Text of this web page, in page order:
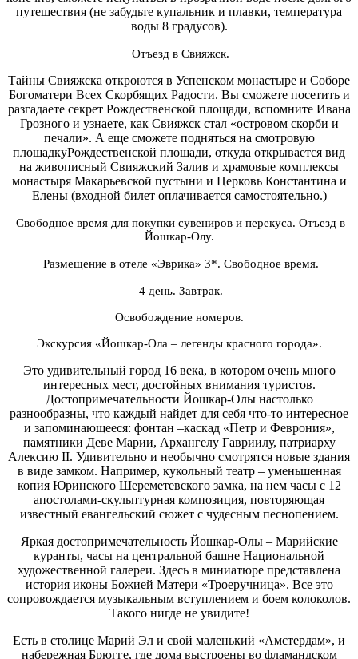
путешествия (не забудьте купальник и плавки, температура
воды 8 градусов).
Отъезд в Свияжск.
Тайны Свияжска откроются в Успенском монастыре и Соборе
Богоматери Всех Скорбящих Радости. Вы сможете посетить и
разгадаете секрет Рождественской площади, вспомните Ивана
Грозного и узнаете, как Свияжск стал «островом скорби и
печали». А еще сможете подняться на смотровую
площадкуРождественской площади, откуда открывается вид
на живописный Свияжский Залив и храмовые комплексы
монастыря Макарьевской пустыни и Церковь Константина и
Елены (входной билет оплачивается самостоятельно.)
Свободное время для покупки сувениров и перекуса. Отъезд в
Йошкар-Олу.
Размещение в отеле «Эврика» 3*. Свободное время.
4 день. Завтрак.
Освобождение номеров.
Экскурсия «Йошкар-Ола – легенды красного города».
Это удивительный город 16 века, в котором очень много
интересных мест, достойных внимания туристов.
Достопримечательности Йошкар-Олы настолько
разнообразны, что каждый найдет для себя что-то интересное
и запоминающееся: фонтан –каскад «Петр и Феврония»,
памятники Деве Марии, Архангелу Гавриилу, патриарху
Алексию II. Удивительно и необычно смотрятся новые здания
в виде замком. Например, кукольный театр – уменьшенная
копия Юринского Шереметевского замка, на нем часы с 12
апостолами-скульптурная композиция, повторяющая
известный евангельский сюжет с чудесным песнопением.
Яркая достопримечательность Йошкар-Олы – Марийские
куранты, часы на центральной башне Национальной
художественной галереи. Здесь в миниатюре представлена
история иконы Божией Матери «Троеручница». Все это
сопровождается музыкальным вступлением и боем колоколов.
Такого нигде не увидите!
Есть в столице Марий Эл и свой маленький «Амстердам», и
набережная Брюгге, где дома выстроены во фламандском